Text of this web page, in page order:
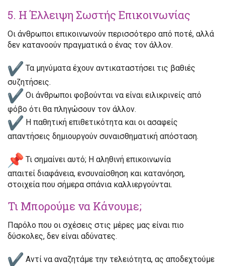
5. Η Έλλειψη Σωστής Επικοινωνίας
Οι άνθρωποι επικοινωνούν περισσότερο από ποτέ, αλλά
δεν κατανοούν πραγματικά ο ένας τον άλλον.
Τα μηνύματα έχουν αντικαταστήσει τις βαθιές
συζητήσεις.
Οι άνθρωποι φοβούνται να είναι ειλικρινείς από
φόβο ότι θα πληγώσουν τον άλλον.
Η παθητική επιθετικότητα και οι ασαφείς
απαντήσεις δημιουργούν συναισθηματική απόσταση.
Τι σημαίνει αυτό; Η αληθινή επικοινωνία
απαιτεί διαφάνεια, ενσυναίσθηση και κατανόηση,
στοιχεία που σήμερα σπάνια καλλιεργούνται.
Τι Μπορούμε να Κάνουμε;
Παρόλο που οι σχέσεις στις μέρες μας είναι πιο
δύσκολες, δεν είναι αδύνατες.
Αντί να αναζητάμε την τελειότητα, ας αποδεχτούμε